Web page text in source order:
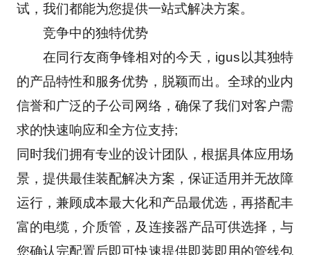
试，我们都能为您提供一站式解决方案。
竞争中的独特优势
在同行友商争锋相对的今天，igus以其独特
的产品特性和服务优势，脱颖而出。全球的业内
信誉和广泛的子公司网络，确保了我们对客户需
求的快速响应和全方位支持;
同时我们拥有专业的设计团队，根据具体应用场
景，提供最佳装配解决方案，保证适用并无故障
运行，兼顾成本最大化和产品最优选，再搭配丰
富的电缆，介质管，及连接器产品可供选择，与
您确认完配置后即可快速提供即装即用的管线包